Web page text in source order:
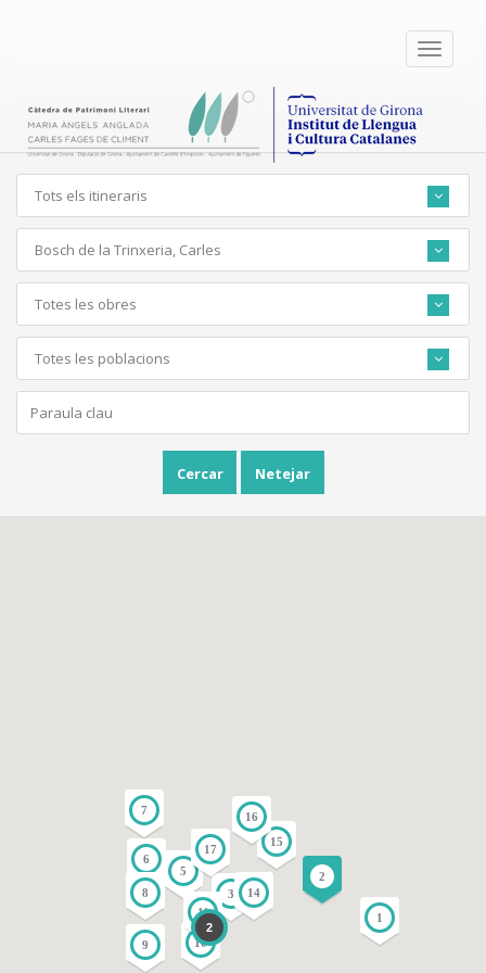
Toggle
Tots els itineraris
Bosch de la Trinxeria, Carles
Totes les obres
Totes les poblacions
Cercar Netejar
1
2
3
5
6
7
8
9 10
11
14
15
16
17
2